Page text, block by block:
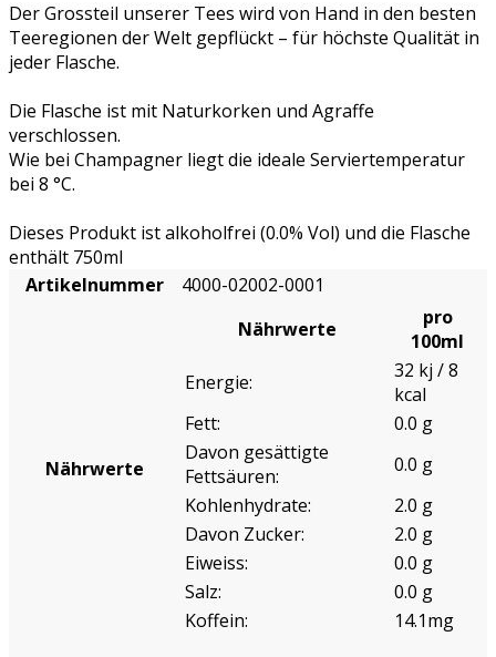
Der Grossteil unserer Tees wird von Hand in den besten
Teeregionen der Welt gepflückt – für höchste Qualität in
jeder Flasche.
Die Flasche ist mit Naturkorken und Agraffe
verschlossen.
Wie bei Champagner liegt die ideale Serviertemperatur
bei 8 °C.
Dieses Produkt ist alkoholfrei (0.0% Vol) und die Flasche
enthält 750ml
Artikelnummer
4000-02002-0001
Nährwerte
Nährwerte
pro
100ml
Energie:
32 kj / 8
kcal
Fett:
0.0 g
Davon gesättigte
Fettsäuren:
0.0 g
Kohlenhydrate:
2.0 g
Davon Zucker:
2.0 g
Eiweiss:
0.0 g
Salz:
0.0 g
Koffein:
14.1mg